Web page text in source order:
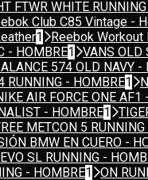
FTWR WHITE
Club C85 Vintage -
1 Reebok
- HOMBRE1
VANS OLD
574 OLD NAVY -
RUNNING - HOMBRE1
AIR FORCE ONE AF1
- HOMBRE1
METCON 5
BMW EN CUERO -
SL RUNNING -
- HOMBRE1
ON